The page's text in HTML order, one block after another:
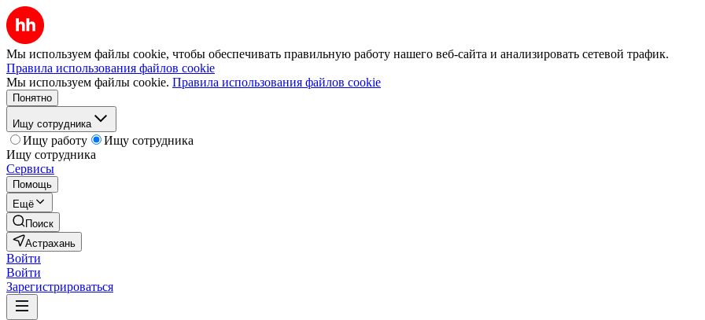
Мы используем файлы cookie, чтобы обеспечивать правильную работу нашего веб-сайта и анализировать сетевой трафик.
Правила использования файлов cookie
Мы используем файлы cookie. Правила использования файлов cookie
Понятно
Ищу сотрудника
Ищу работу
Ищу сотрудника
Ищу сотрудника
Сервисы
Помощь
Ещё
Поиск
Астрахань
Войти
Войти
Зарегистрироваться